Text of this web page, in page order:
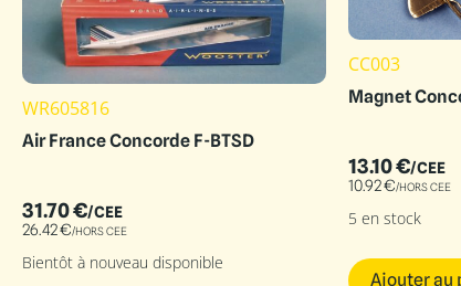
WR605816
Air France Concorde F-BTSD
31.70€/CEE
26.42€/HORS CEE
Bientôt à nouveau disponible
CC003
Magnet
13.10€/CEE
10.92€/HORS CEE
5 en stock
Ajouter au